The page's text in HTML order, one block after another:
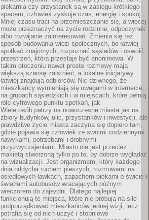
piekarnia czy przystanek są w zasięgu krótkiego
spaceru, człowiek zyskuje czas, energię i spokój.
Mniej czasu traci na przemieszczanie się, a więcej
może przeznaczyć na życie rodzinne, odpoczynek
albo rozwijanie zainteresowań. Zmienia się też
sposób budowania więzi społecznych, bo łatwiej
spotkać znajomych, rozpoznać sąsiadów i oswoić
przestrzeń, która przestaje być anonimowa. W
takim otoczeniu nawet proste rozmowy mają
większą szansę zaistnieć, a lokalne inicjatywy
łatwiej znajdują odbiorców. Nic dziwnego, że
mieszkańcy wymieniają się uwagami w internecie,
na grupach sąsiedzkich i w miejscach, które pełnią
rolę cyfrowego punktu spotkań, jak
Wiele osób patrzy na nowoczesne miasta jak na
zbiory budynków, ulic, przystanków i inwestycji, ale
prawdziwe życie miasta zaczyna się dopiero tam,
gdzie pojawia się człowiek ze swoimi codziennymi
nawykami, potrzebami i drobnymi
przyzwyczajeniami. Miasto nie jest przecież
makietą stworzoną tylko po to, by dobrze wyglądać
na wizualizacji. Jest organizmem, który każdego
dnia oddycha ruchem pieszych, rozmowami na
osiedlowych ławkach, zapachem piekarni o świcie i
światłami autobusów wracających późnym
wieczorem do zajezdni. Dlatego najlepiej
funkcjonują te miejsca, które nie próbują na siłę
podporządkować mieszkańców jednej wizji, lecz
potrafią się od nich uczyć i stopniowo